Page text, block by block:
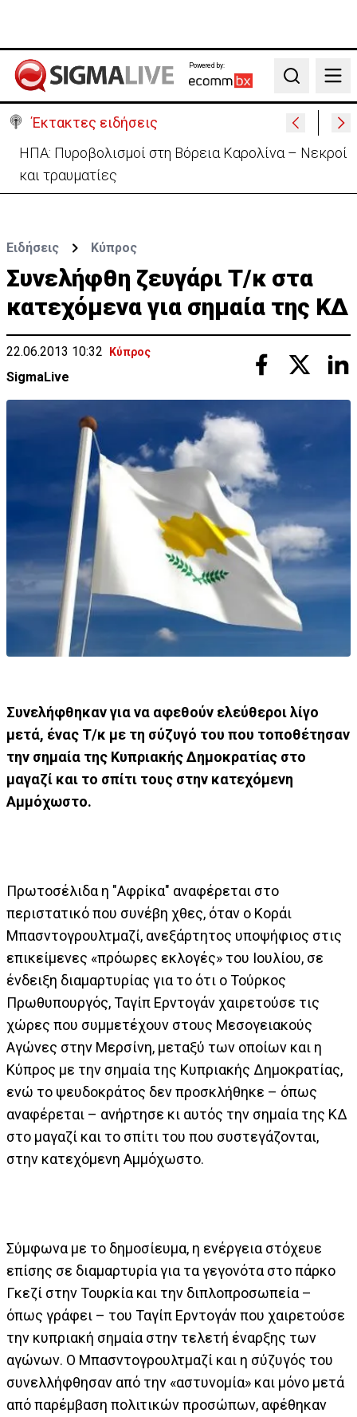
Powered by:
Search
Έκτακτες ειδήσεις
Ανασχηματισμός: Περιορισμένες αλλαγές με…
κρυφό κείμενο (ΒΙΝΤΕΟ)
Ειδήσεις Κύπρος
Συνελήφθη ζευγάρι Τ/κ στα
κατεχόμενα για σημαία της ΚΔ
22.06.2013 10:32 Κύπρος
SigmaLive
Συνελήφθηκαν για να αφεθούν ελεύθεροι λίγο
μετά, ένας Τ/κ με τη σύζυγό του που τοποθέτησαν
την σημαία της Κυπριακής Δημοκρατίας στο
μαγαζί και το σπίτι τους στην κατεχόμενη
Αμμόχωστο.
Πρωτοσέλιδα η "Αφρίκα" αναφέρεται στο
περιστατικό που συνέβη χθες, όταν ο Κοράι
Μπασντογρουλτμαζί, ανεξάρτητος υποψήφιος στις
επικείμενες «πρόωρες εκλογές» του Ιουλίου, σε
ένδειξη διαμαρτυρίας για το ότι ο Τούρκος
Πρωθυπουργός, Ταγίπ Ερντογάν χαιρετούσε τις
χώρες που συμμετέχουν στους Μεσογειακούς
Αγώνες στην Μερσίνη, μεταξύ των οποίων και η
Κύπρος με την σημαία της Κυπριακής Δημοκρατίας,
ενώ το ψευδοκράτος δεν προσκλήθηκε – όπως
αναφέρεται – ανήρτησε κι αυτός την σημαία της ΚΔ
στο μαγαζί και το σπίτι του που συστεγάζονται,
στην κατεχόμενη Αμμόχωστο.
Σύμφωνα με το δημοσίευμα, η ενέργεια στόχευε
επίσης σε διαμαρτυρία για τα γεγονότα στο πάρκο
Γκεζί στην Τουρκία και την διπλοπροσωπεία –
όπως γράφει – του Ταγίπ Ερντογάν που χαιρετούσε
την κυπριακή σημαία στην τελετή έναρξης των
αγώνων. Ο Μπασντογρουλτμαζί και η σύζυγός του
συνελλήφθησαν από την «αστυνομία» και μόνο μετά
από παρέμβαση πολιτικών προσώπων, αφέθηκαν